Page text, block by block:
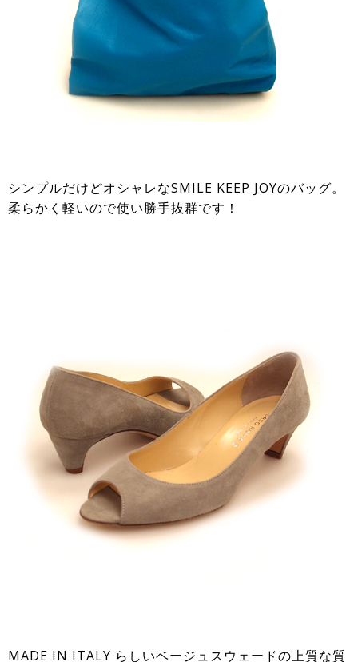
シンプルだけどオシャレなSMILE KEEP JOYのバッグ。
柔らかく軽いので使い勝手抜群です！
MADE IN ITALY らしいベージュスウェードの上質な質